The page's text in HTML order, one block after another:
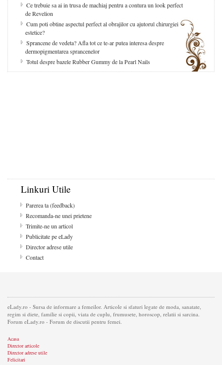
Ce trebuie sa ai in trusa de machiaj pentru a contura un look perfect
de Revelion
Cum poti obtine aspectul perfect al obrajilor cu ajutorul chirurgiei
estetice?
Sprancene de vedeta? Afla tot ce te-ar putea interesa despre
dermopigmentarea sprancenelor
Totul despre bazele Rubber Gummy de la Pearl Nails
Linkuri Utile
Parerea ta (feedback)
Recomanda-ne unei prietene
Trimite-ne un articol
Publicitate pe eLady
Director adrese utile
Contact
eLady.ro - Sursa de informare a femeilor. Articole si sfaturi legate de moda, sanatate,
regim si diete, familie si copii, viata de cuplu, frumusete, horoscop, relatii si sarcina.
Forum eLady.ro - Forum de discutii pentru femei.
Acasa
Director articole
Director adrese utile
Felicitari